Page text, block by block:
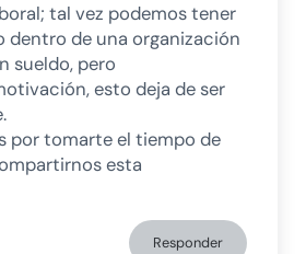
tal vez podemos tener
dentro de una organización
sueldo, pero
esto deja de ser
por tomarte el tiempo de
esta
Responder